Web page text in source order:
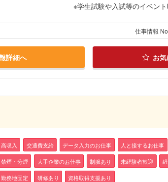
※学生試験や入試等のイベン
仕事情報
詳細へ お
高収入 交通費支給 データ入力のお仕事 人と接するお仕事
禁煙・分煙 大手企業のお仕事 制服あり 未経験者歓迎
勤務地固定 研修あり 資格取得支援あり